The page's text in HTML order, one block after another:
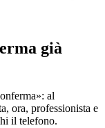
già
al
ora, professionista e
il telefono.